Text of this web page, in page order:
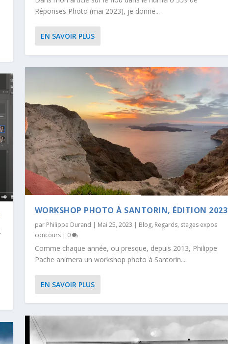
,
Réponses Photo (mai 2023), je donne...
EN SAVOIR PLUS
WORKSHOP PHOTO À SANTORIN, ÉDITION 2023
par Philippe Durand | Mai 25, 2023 | Blog, Regards, stages expos
concours| 0
Comme chaque année, ou presque, depuis 2013, Philippe
Pache animera un workshop photo à Santorin....
EN SAVOIR PLUS